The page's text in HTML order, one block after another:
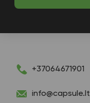
+37064671901
info@capsule.lt